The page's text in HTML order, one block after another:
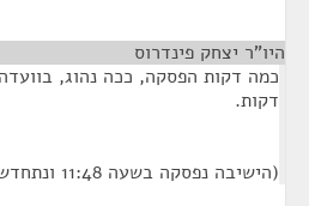
היו"ר יצחק פינדרוס
כמה דקות הפסקה, ככה נהוג,
דקות.
(הישיבה נפסקה בשעה 11:48 ונתחדשה בשעה 11:53.)